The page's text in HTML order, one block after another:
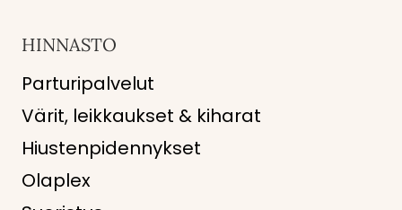
HINNASTO
Parturipalvelut
Värit, leikkaukset & kiharat
Hiustenpidennykset
Olaplex